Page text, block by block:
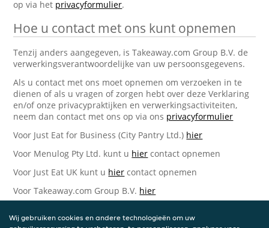
op via het privacyformulier.
Hoe u contact met ons kunt opnemen
Tenzij anders aangegeven, is Takeaway.com Group B.V. de
verwerkingsverantwoordelijke van uw persoonsgegevens.
Als u contact met ons moet opnemen om verzoeken in te
dienen of als u vragen of zorgen hebt over deze Verklaring
en/of onze privacypraktijken en verwerkingsactiviteiten,
neem dan contact met ons op via ons privacyformulier
Voor Just Eat for Business (City Pantry Ltd.) hier
Voor Menulog Pty Ltd. kunt u hier contact opnemen
Voor Just Eat UK kunt u hier contact opnemen
Voor Takeaway.com Group B.V. hier
Takeaway.com Group B.V.
Wij gebruiken cookies en andere technologieën om uw